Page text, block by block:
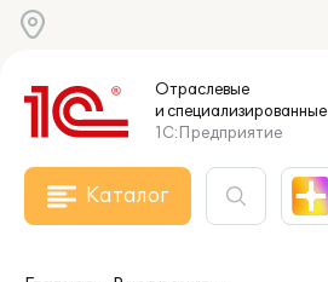
Отраслевые
и специализированные
1С:Предприятие
Каталог